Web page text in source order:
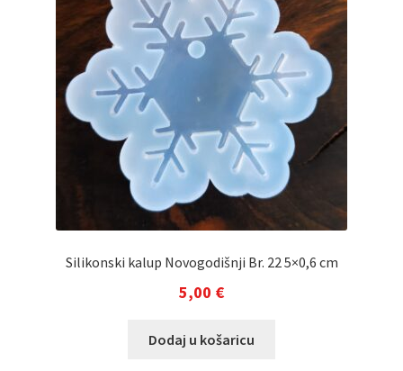
Silikonski kalup Novogodišnji Br. 22 5×0,6 cm
5,00 €
Dodaj u košaricu